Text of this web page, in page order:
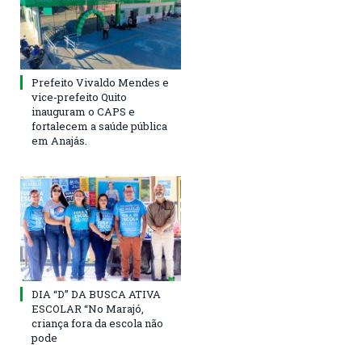
Prefeito Vivaldo Mendes e
vice-prefeito Quito
inauguram o CAPS e
fortalecem a saúde pública
em Anajás.
DIA “D” DA BUSCA ATIVA
ESCOLAR “No Marajó,
criança fora da escola não
pode